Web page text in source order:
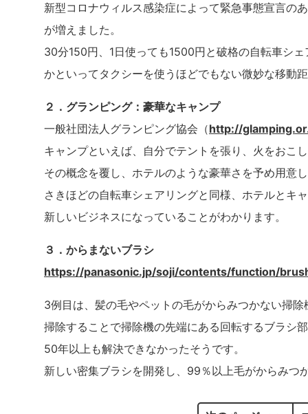
新型コロナウィルス感染症によって緊急事態宣言の
が増えました。
30分150円、1日使っても1500円と破格の自転車シ
かといってタクシーを使うほどでもない微妙な移動
２．グランピング：豪華なキャンプ
一般社団法人グランピング協会（http://
キャンプといえば、自分でテントを張り、火をおこ
その概念を覆し、ホテルのような豪華さを予め用意
さきほどの自転車シェアリングと同様、ホテルとキ
新しいビジネスになっていることがわかります。
３．からまないブラシ
https://panasonic.jp/soji/contents/function/
3例目は、髪の毛やペットの毛がからみつかない掃
掃除することで掃除機の先端にある回転するブラシ
50年以上も解決できなかったそうです。
新しい密集ブラシを開発し、99％以上毛がからみつ